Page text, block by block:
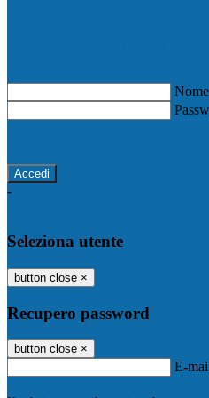
-
Seleziona utente
button close ×
Recupero password
button close ×
E-